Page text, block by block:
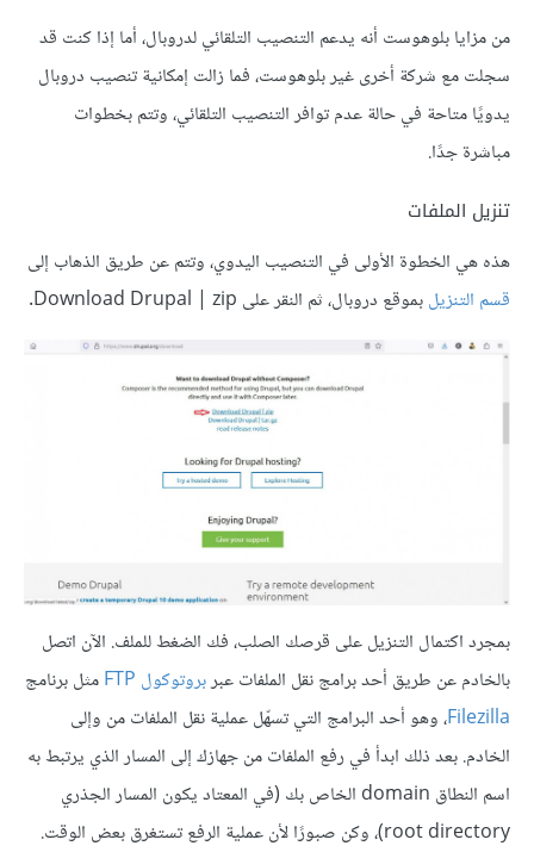
من مزايا بلوهوست أنه يدعم التنصيب التلقائي لدروبال، أما إذا كنت قد
سجلت مع شركة أخرى غير بلوهوست، فما زالت إمكانية تنصيب دروبال
يدويًا متاحة في حالة عدم توافر التنصيب التلقائي، وتتم بخطوات
مباشرة جدًا.
تنزيل الملفات
هذه هي الخطوة الأولى في التنصيب اليدوي، وتتم عن طريق الذهاب إلى
قسم التنزيلبموقع دروبال، ثم النقر على Download Drupal | zip.
بمجرد اكتمال التنزيل على قرصك الصلب، فك الضغط للملف. الآن اتصل
بالخادم عن طريق أحد برامج نقل الملفات عبربروتوكول FTP
مثل برنامج
Filezilla، وهو أحد البرامج التي تسهّل عملية نقل الملفات من وإلى
الخادم. بعد ذلك ابدأ في رفع الملفات من جهازك إلى المسار الذي يرتبط به
اسم النطاق domain الخاص بك (في المعتاد يكون المسار الجذري
root directory)، وكن صبورًا لأن عملية الرفع تستغرق بعض الوقت.